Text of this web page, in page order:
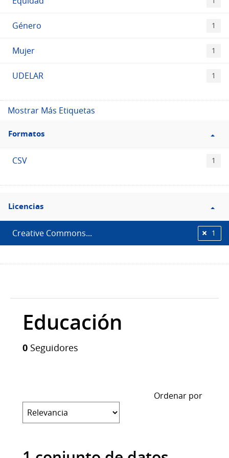
Género 1
Mujer 1
UDELAR 1
Mostrar Más Etiquetas
Filtro
Formatos
Formatos
CSV 1
Filtro
Licencias
Licencias
Creative Commons... 1
Educación
0 Seguidores
Ordenar por